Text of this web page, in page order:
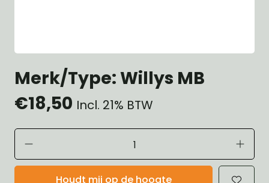
Merk/Type: Willys MB
€18,50 Incl. 21% BTW
Houdt mij op de hoogte